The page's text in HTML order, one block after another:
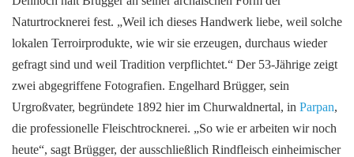
Naturtrocknerei fest. „Weil ich dieses Handwerk liebe, weil solche
lokalen Terroirprodukte, wie wir sie erzeugen, durchaus wieder
gefragt sind und weil Tradition verpflichtet.“ Der 53-Jährige zeigt
zwei abgegriffene Fotografien. Engelhard Brügger, sein
Urgroßvater, begründete 1892 hier im Churwaldnertal, in Parpan,
die professionelle Fleischtrocknerei. „So wie er arbeiten wir noch
heute“, sagt Brügger, der ausschließlich Rindfleisch einheimischer